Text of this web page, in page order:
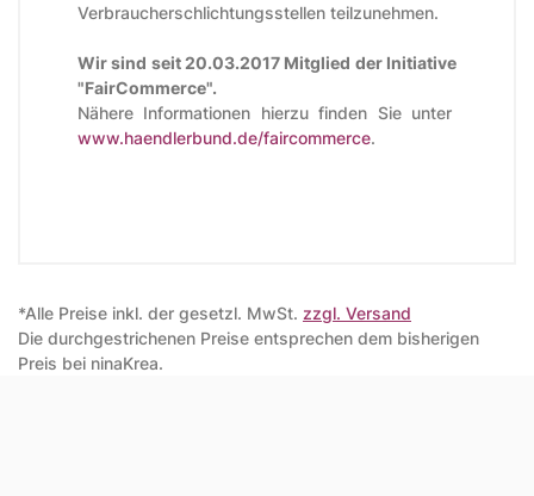
Verbraucherschlichtungsstellen teilzunehmen.
Wir sind seit20.03.2017 Mitglied der Initiative
"FairCommerce".
Nähere Informationen hierzu finden Sie unter
www.haendlerbund.de/faircommerce.
*Alle Preise inkl. der gesetzl. MwSt. zzgl. Versand
Die durchgestrichenen Preise entsprechen dem bisherigen
Preis bei ninaKrea.